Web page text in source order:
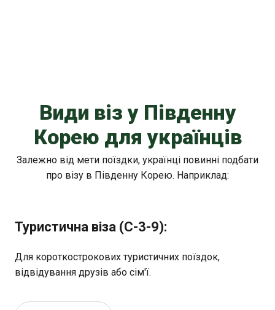
Види віз у Південну
Корею для українців
Залежно від мети поїздки, українці повинні подбати
про візу в Південну Корею. Наприклад:
Туристична віза (C-3-9):
Для короткострокових туристичних поїздок,
відвідування друзів або сім'ї.